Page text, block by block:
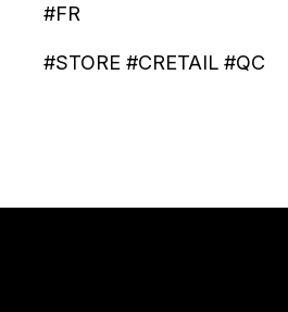
#FR
#STORE #CRETAIL #QC